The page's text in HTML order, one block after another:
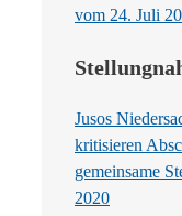
vom 24. Juli
Jusos
kritisieren
gemeinsame
2020